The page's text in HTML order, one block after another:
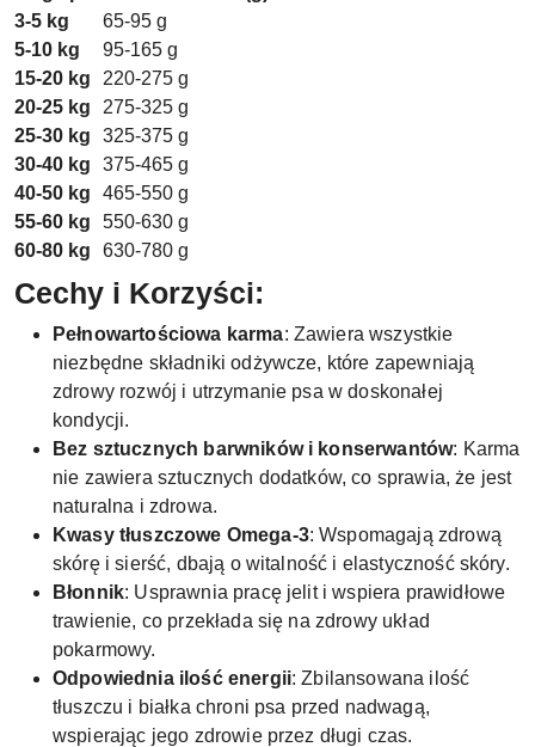
3-5 kg
65-95 g
5-10 kg
95-165 g
15-20 kg
220-275 g
20-25 kg
275-325 g
25-30 kg
325-375 g
30-40 kg
375-465 g
40-50 kg
465-550 g
55-60 kg
550-630 g
60-80 kg
630-780 g
Cechy i Korzyści:
Pełnowartościowa karma: Zawiera wszystkie
niezbędne składniki odżywcze, które zapewniają
zdrowy rozwój i utrzymanie psa w doskonałej
kondycji.
Bez sztucznych barwników i konserwantów: Karma
nie zawiera sztucznych dodatków, co sprawia, że jest
naturalna i zdrowa.
Kwasy tłuszczowe Omega-3: Wspomagają zdrową
skórę i sierść, dbają o witalność i elastyczność skóry.
Błonnik: Usprawnia pracę jelit i wspiera prawidłowe
trawienie, co przekłada się na zdrowy układ
pokarmowy.
Odpowiednia ilość energii: Zbilansowana ilość
tłuszczu i białka chroni psa przed nadwagą,
wspierając jego zdrowie przez długi czas.